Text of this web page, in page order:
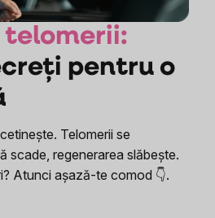
telomerii:
pentru o
Telomerii se
scade, regenerarea slăbește.
Atunci așază-te comod 👇.